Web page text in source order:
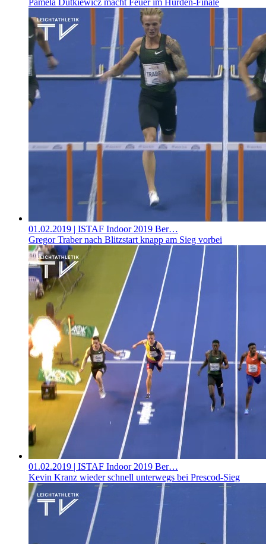
Pamela Dutkiewicz macht Feuer im Hürden-Finale
01.02.2019 | ISTAF Indoor 2019 Ber…
Gregor Traber nach Blitzstart knapp am Sieg vorbei
01.02.2019 | ISTAF Indoor 2019 Ber…
Kevin Kranz wieder schnell unterwegs bei Prescod-Sieg